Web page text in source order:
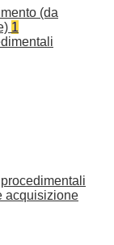
(da
1
acquisizione